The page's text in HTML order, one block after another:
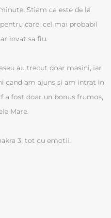
Stiam ca este de la
care, cel mai probabil
invat sa fiu.
au trecut doar masini, iar
cand am ajuns si am intrat in
a fost doar un bonus frumos,
Mare.
3, tot cu emotii.